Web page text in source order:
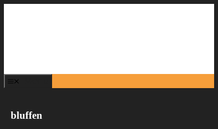
bluffen